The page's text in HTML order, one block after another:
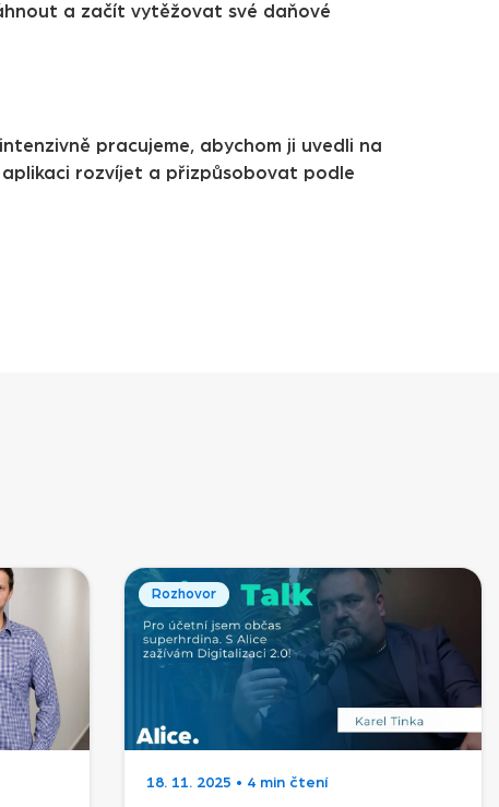
a začít vytěžovat své daňové
pracujeme, abychom ji uvedli na
aplikaci rozvíjet a přizpůsobovat podle
Rozhovor
18. 11. 2025 • 4 min čtení